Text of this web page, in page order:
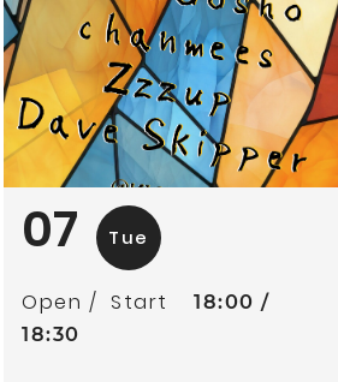
07 Tue
Open Start
18:00
18:30